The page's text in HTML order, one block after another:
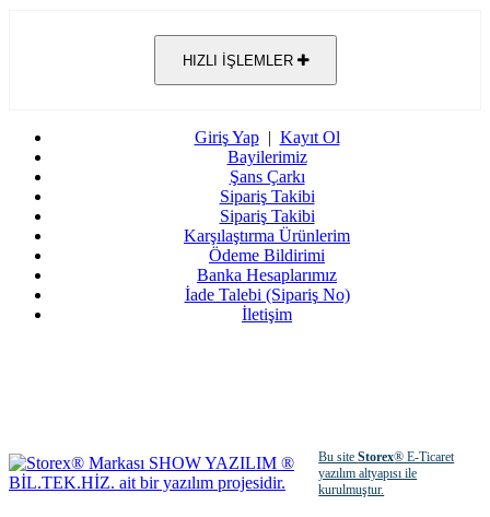
HIZLI İŞLEMLER
Giriş Yap| Kayıt Ol
Bayilerimiz
Şans Çarkı
Sipariş Takibi
Sipariş Takibi
Karşılaştırma Ürünlerim
Ödeme Bildirimi
Banka Hesaplarımız
İade Talebi (Sipariş No)
İletişim
Bu siteStorex® E-Ticaret
yazılım altyapısı ile
kurulmuştur.